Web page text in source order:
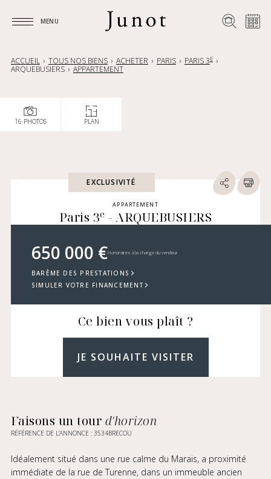
MENU
ACCUEIL TOUS NOS BIENS ACHETER PARIS PARIS 3E
ARQUEBUSIERS APPARTEMENT
16 PHOTOS PLAN
EXCLUSIVITÉ
APPARTEMENT
Paris 3e - ARQUEBUSIERS
650 000 €Honoraires à la charge du vendeur
BARÈME DES PRESTATIONS
SIMULER VOTRE FINANCEMENT
Ce bien vous plaît ?
JE SOUHAITE VISITER
Faisons un tour d'horizon
RÉFÉRENCE DE L’ANNONCE : 3534BRECOU
Idéalement situé dans une rue calme du Marais, a proximité
immédiate de la rue de Turenne, dans un immeuble ancien